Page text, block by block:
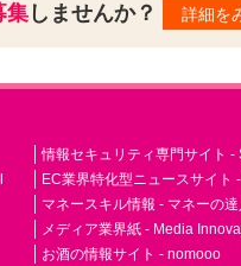
集しませんか？ 詳細を
情報セキュリティ専門サイト -
EC業界特化型ニュースサイト
マネースキル情報 - マネーの達
メディア業界紙 - Media
お酒の情報サイト - nomooo